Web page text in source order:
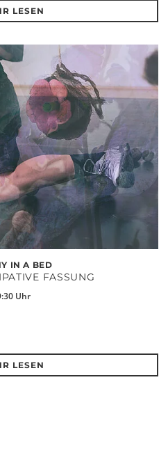
LESEN
IN A BED
FASSUNG
Uhr
LESEN